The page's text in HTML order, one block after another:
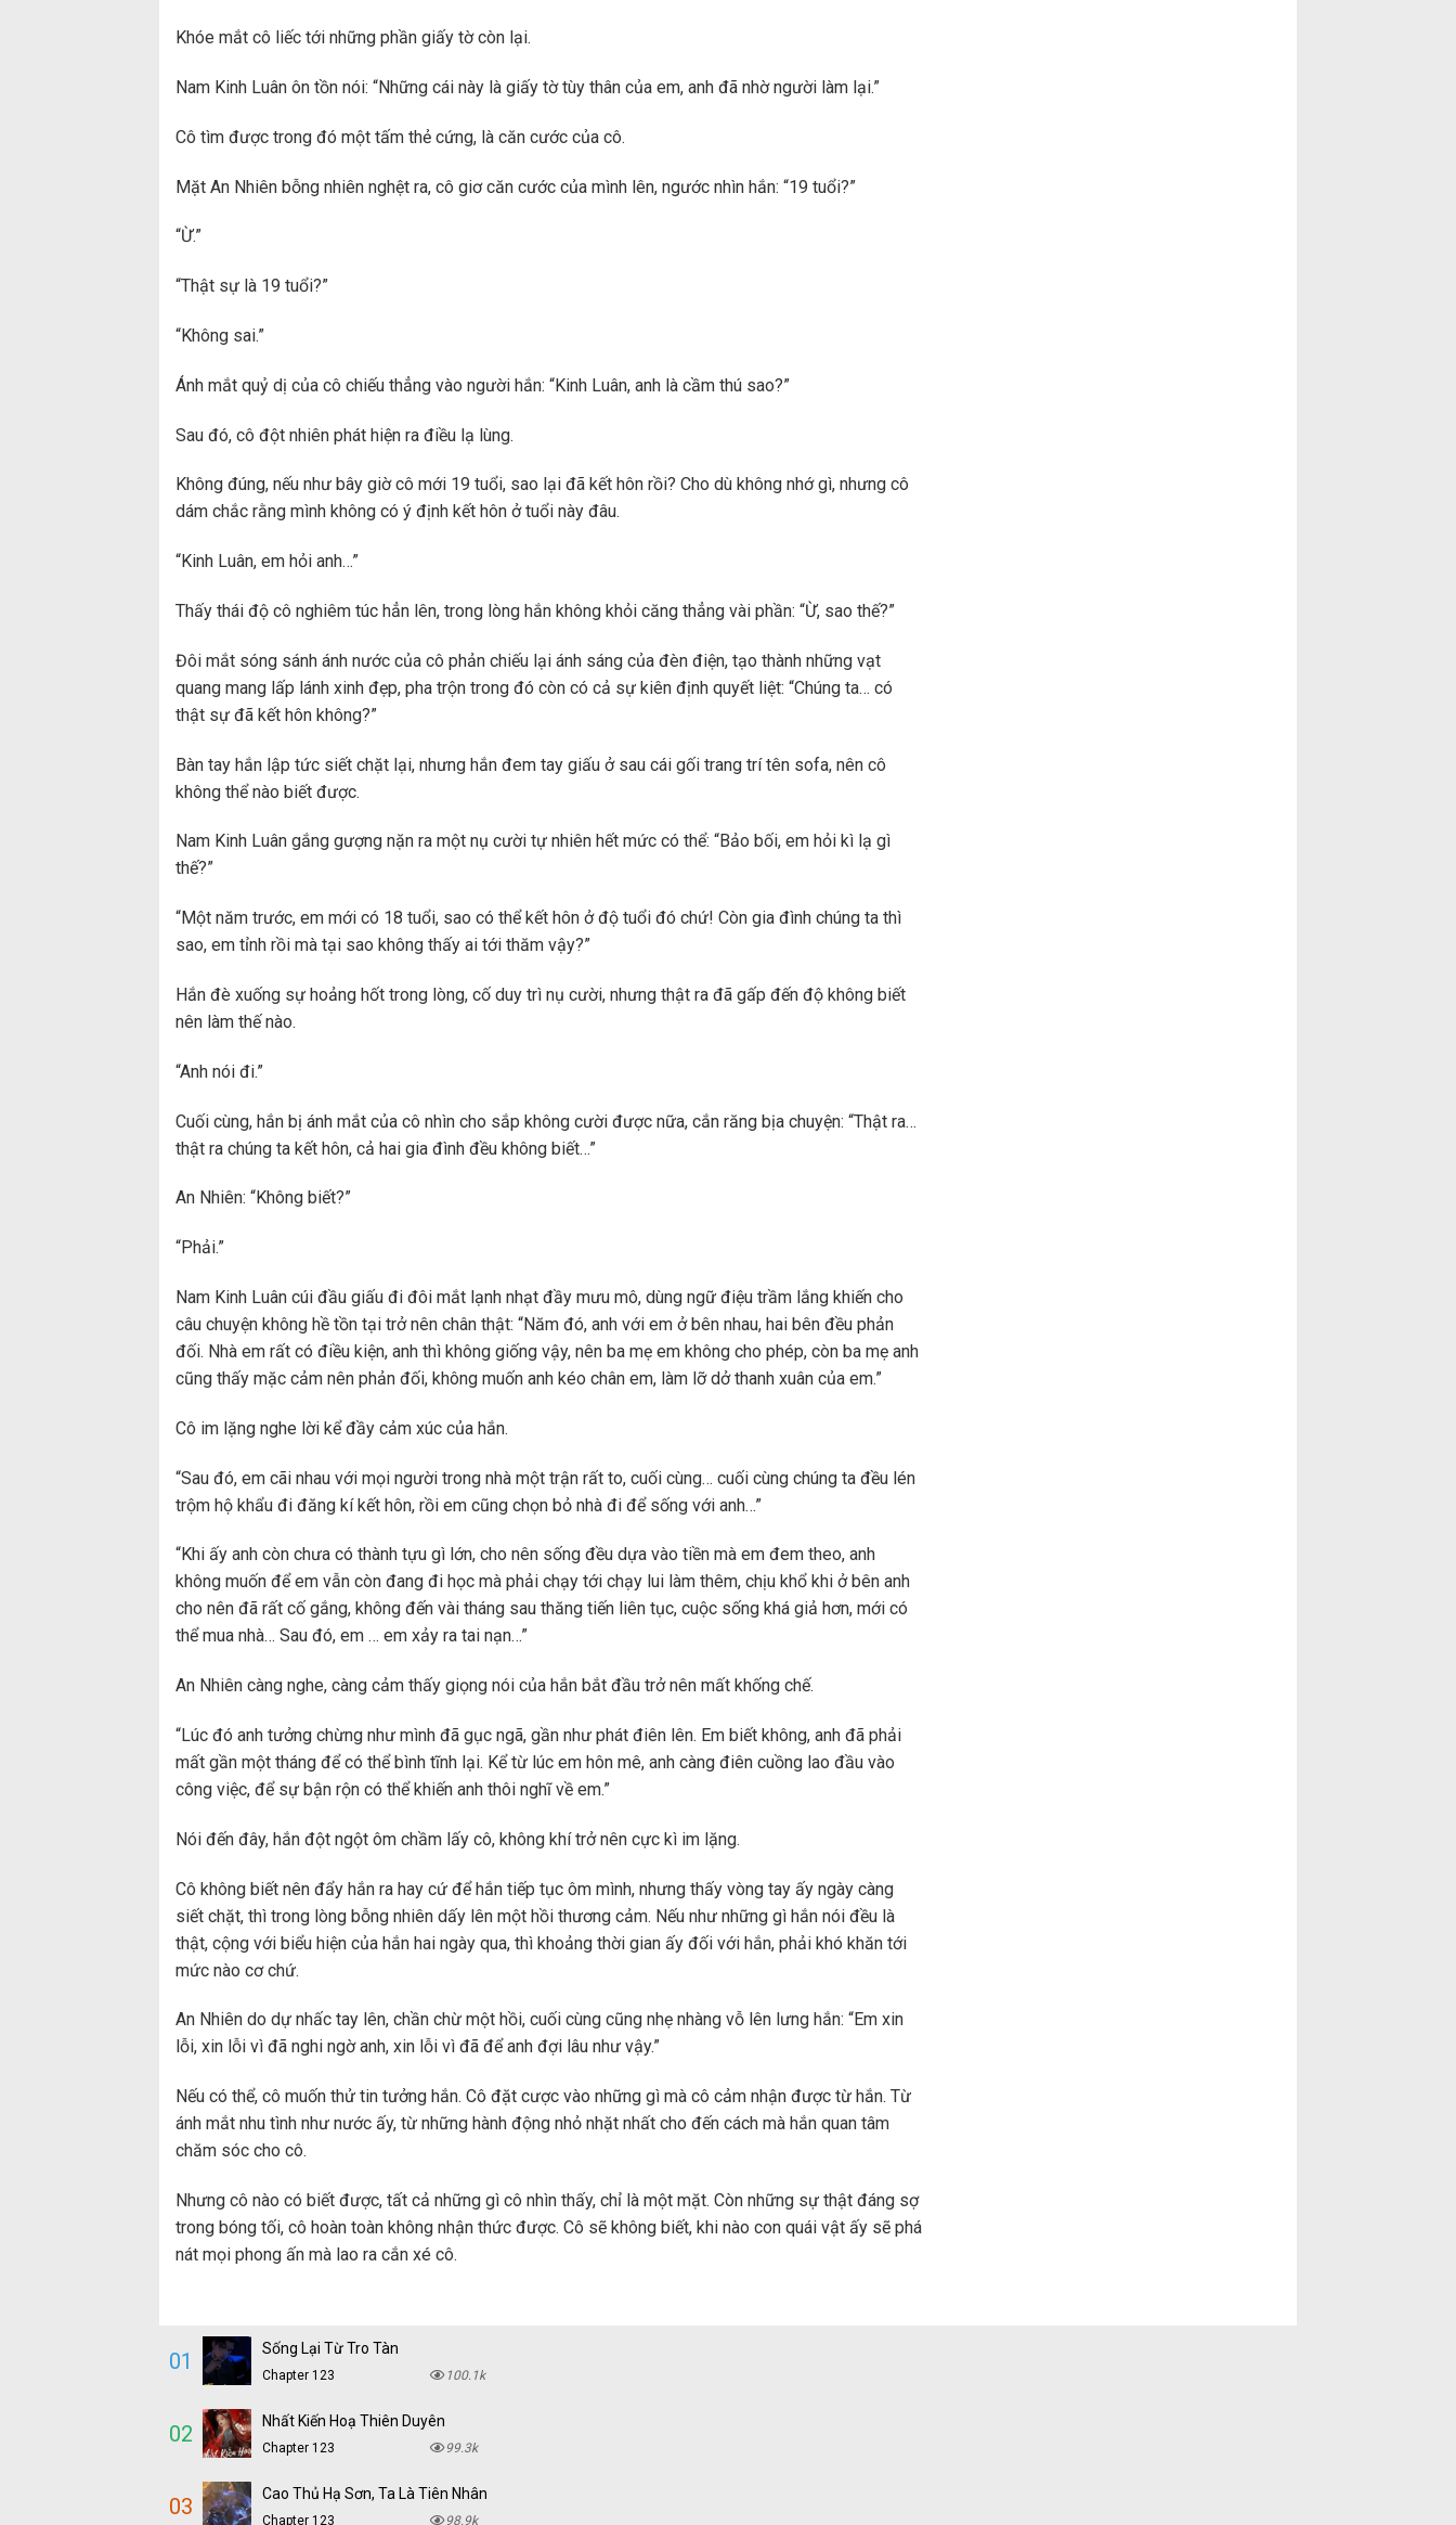
Khóe mắt cô liếc tới những phần giấy tờ còn lại.
Nam Kinh Luân ôn tồn nói: “Những cái này là giấy tờ tùy thân của em, anh đã nhờ người làm lại.”
Cô tìm được trong đó một tấm thẻ cứng, là căn cước của cô.
Mặt An Nhiên bỗng nhiên nghệt ra, cô giơ căn cước của mình lên, ngước nhìn hắn: “19 tuổi?”
“Ừ.”
“Thật sự là 19 tuổi?”
“Không sai.”
Ánh mắt quỷ dị của cô chiếu thẳng vào người hắn: “Kinh Luân, anh là cầm thú sao?”
Sau đó, cô đột nhiên phát hiện ra điều lạ lùng.
Không đúng, nếu như bây giờ cô mới 19 tuổi, sao lại đã kết hôn rồi? Cho dù không nhớ gì, nhưng cô
dám chắc rằng mình không có ý định kết hôn ở tuổi này đâu.
“Kinh Luân, em hỏi anh…”
Thấy thái độ cô nghiêm túc hẳn lên, trong lòng hắn không khỏi căng thẳng vài phần: “Ừ, sao thế?”
Đôi mắt sóng sánh ánh nước của cô phản chiếu lại ánh sáng của đèn điện, tạo thành những vạt
quang mang lấp lánh xinh đẹp, pha trộn trong đó còn có cả sự kiên định quyết liệt: “Chúng ta… có
thật sự đã kết hôn không?”
Bàn tay hắn lập tức siết chặt lại, nhưng hắn đem tay giấu ở sau cái gối trang trí tên sofa, nên cô
không thể nào biết được.
Nam Kinh Luân gắng gượng nặn ra một nụ cười tự nhiên hết mức có thể: “Bảo bối, em hỏi kì lạ gì
thế?”
“Một năm trước, em mới có 18 tuổi, sao có thể kết hôn ở độ tuổi đó chứ! Còn gia đình chúng ta thì
sao, em tỉnh rồi mà tại sao không thấy ai tới thăm vậy?”
Hắn đè xuống sự hoảng hốt trong lòng, cố duy trì nụ cười, nhưng thật ra đã gấp đến độ không biết
nên làm thế nào.
“Anh nói đi.”
Cuối cùng, hắn bị ánh mắt của cô nhìn cho sắp không cười được nữa, cắn răng bịa chuyện: “Thật ra…
thật ra chúng ta kết hôn, cả hai gia đình đều không biết…”
An Nhiên: “Không biết?”
“Phải.”
Nam Kinh Luân cúi đầu giấu đi đôi mắt lạnh nhạt đầy mưu mô, dùng ngữ điệu trầm lắng khiến cho
câu chuyện không hề tồn tại trở nên chân thật: “Năm đó, anh với em ở bên nhau, hai bên đều phản
đối. Nhà em rất có điều kiện, anh thì không giống vậy, nên ba mẹ em không cho phép, còn ba mẹ anh
cũng thấy mặc cảm nên phản đối, không muốn anh kéo chân em, làm lỡ dở thanh xuân của em.”
Cô im lặng nghe lời kể đầy cảm xúc của hắn.
“Sau đó, em cãi nhau với mọi người trong nhà một trận rất to, cuối cùng… cuối cùng chúng ta đều lén
trộm hộ khẩu đi đăng kí kết hôn, rồi em cũng chọn bỏ nhà đi để sống với anh…”
“Khi ấy anh còn chưa có thành tựu gì lớn, cho nên sống đều dựa vào tiền mà em đem theo, anh
không muốn để em vẫn còn đang đi học mà phải chạy tới chạy lui làm thêm, chịu khổ khi ở bên anh
cho nên đã rất cố gắng, không đến vài tháng sau thăng tiến liên tục, cuộc sống khá giả hơn, mới có
thể mua nhà… Sau đó, em … em xảy ra tai nạn…”
An Nhiên càng nghe, càng cảm thấy giọng nói của hắn bắt đầu trở nên mất khống chế.
“Lúc đó anh tưởng chừng như mình đã gục ngã, gần như phát điên lên. Em biết không, anh đã phải
mất gần một tháng để có thể bình tĩnh lại. Kể từ lúc em hôn mê, anh càng điên cuồng lao đầu vào
công việc, để sự bận rộn có thể khiến anh thôi nghĩ về em.”
Nói đến đây, hắn đột ngột ôm chầm lấy cô, không khí trở nên cực kì im lặng.
Cô không biết nên đẩy hắn ra hay cứ để hắn tiếp tục ôm mình, nhưng thấy vòng tay ấy ngày càng
siết chặt, thì trong lòng bỗng nhiên dấy lên một hồi thương cảm. Nếu như những gì hắn nói đều là
thật, cộng với biểu hiện của hắn hai ngày qua, thì khoảng thời gian ấy đối với hắn, phải khó khăn tới
mức nào cơ chứ.
An Nhiên do dự nhấc tay lên, chần chừ một hồi, cuối cùng cũng nhẹ nhàng vỗ lên lưng hắn: “Em xin
lỗi, xin lỗi vì đã nghi ngờ anh, xin lỗi vì đã để anh đợi lâu như vậy.”
Nếu có thể, cô muốn thử tin tưởng hắn. Cô đặt cược vào những gì mà cô cảm nhận được từ hắn. Từ
ánh mắt nhu tình như nước ấy, từ những hành động nhỏ nhặt nhất cho đến cách mà hắn quan tâm
chăm sóc cho cô.
Nhưng cô nào có biết được, tất cả những gì cô nhìn thấy, chỉ là một mặt. Còn những sự thật đáng sợ
trong bóng tối, cô hoàn toàn không nhận thức được. Cô sẽ không biết, khi nào con quái vật ấy sẽ phá
nát mọi phong ấn mà lao ra cắn xé cô.
01 Sống Lại Từ Tro Tàn
Chapter 123 100.1k
02 Nhất Kiến Hoạ Thiên Duyên
Chapter 123 99.3k
03 Cao Thủ Hạ Sơn, Ta Là Tiên Nhân
Chapter 123 98.9k